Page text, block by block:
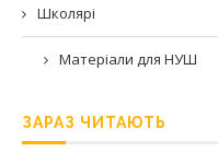
Школярі
Матеріали для НУШ
ЗАРАЗ ЧИТАЮТЬ